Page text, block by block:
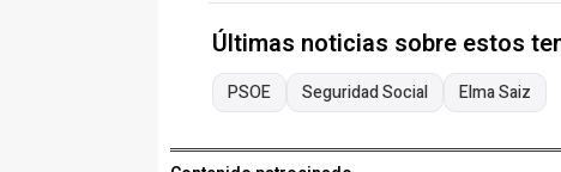
Últimas noticias sobre estos
PSOE Seguridad Social Elma Saiz